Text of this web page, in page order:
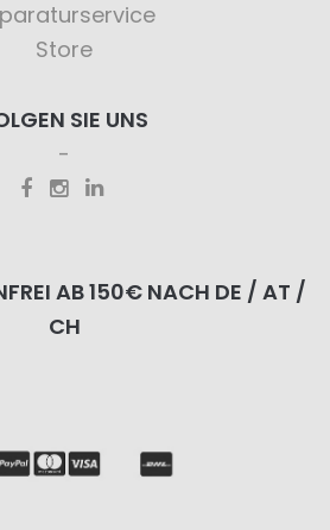
Store
SIE UNS
AB 150€ NACH DE / AT /
CH